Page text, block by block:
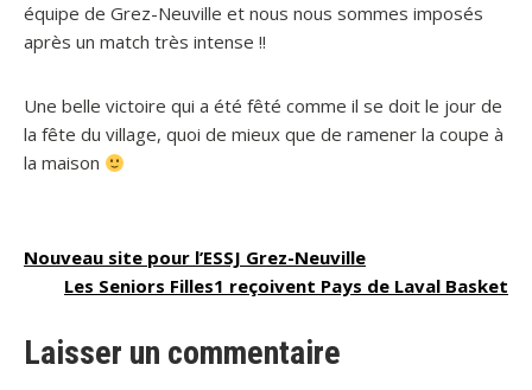
équipe de Grez-Neuville et nous nous sommes imposés
après un match très intense !!
Une belle victoire qui a été fêté comme il se doit le jour de
la fête du village, quoi de mieux que de ramener la coupe à
la maison
Navigation
l’article
Nouveau site pour l’ESSJ Grez-Neuville
Les Seniors Filles1 reçoivent Pays de Laval Basket
Laisser un commentaire